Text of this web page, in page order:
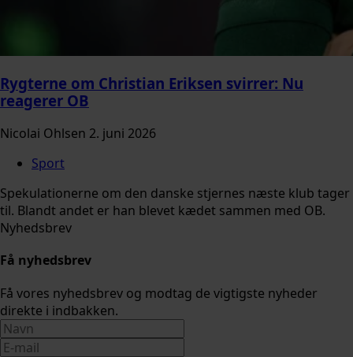
Rygterne om Christian Eriksen svirrer: Nu
reagerer OB
Nicolai Ohlsen 2. juni 2026
Sport
Spekulationerne om den danske stjernes næste klub tager
til. Blandt andet er han blevet kædet sammen med OB.
Nyhedsbrev
Få nyhedsbrev
Få vores nyhedsbrev og modtag de vigtigste nyheder
direkte i indbakken.